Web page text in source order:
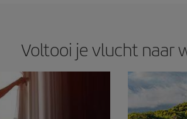
Voltooi je vlucht naar